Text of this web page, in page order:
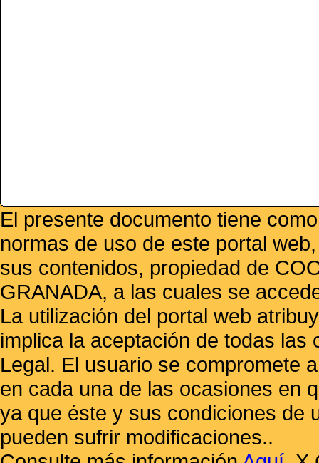
El presente documento tiene
normas de uso de este portal
sus contenidos, propiedad de
GRANADA, a las cuales se
La utilización del portal web
implica la aceptación de todas
Legal. El usuario se compromete
en cada una de las ocasiones en
ya que éste y sus condiciones de
pueden sufrir modificaciones..